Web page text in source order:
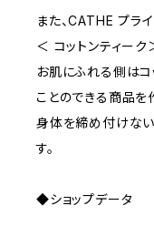
PURPLE
BLUE
ORANGE
また、CATHE プラ
＜ コットンティーク
お肌にふれる側はコ
ことのできる商品を
身体を締め付けな
す。
◆ショップデータ